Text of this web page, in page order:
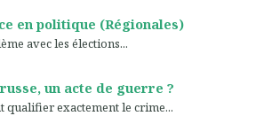
en politique (Régionales)
avec les élections...
un acte de guerre ?
qualifier exactement le crime...